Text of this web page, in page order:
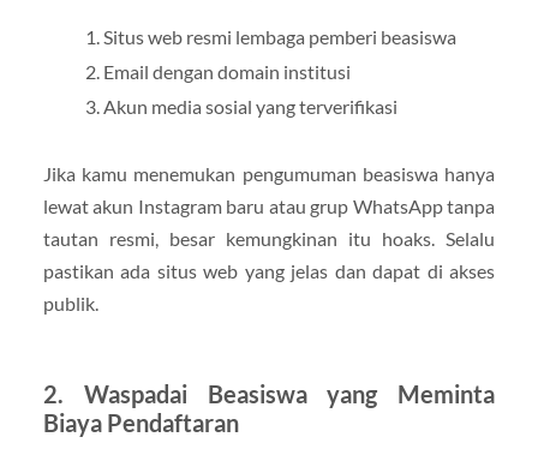
Situs web resmi lembaga pemberi beasiswa
Email dengan domain institusi
Akun media sosial yang terverifikasi
Jika kamu menemukan pengumuman beasiswa hanya
lewat akun Instagram baru atau grup WhatsApp tanpa
tautan resmi, besar kemungkinan itu hoaks. Selalu
pastikan ada situs web yang jelas dan dapat di akses
publik.
2. Waspadai Beasiswa yang Meminta
Biaya Pendaftaran